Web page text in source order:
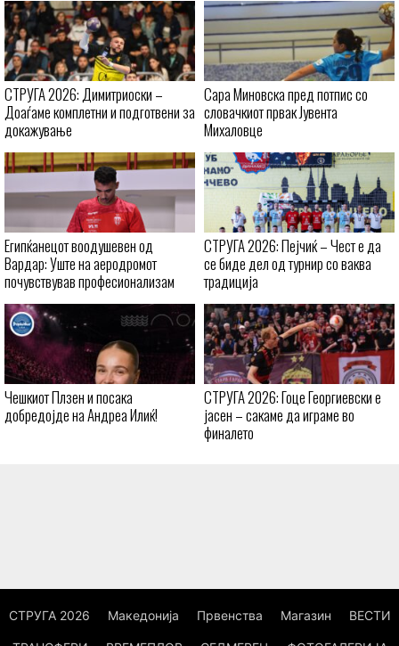
СТРУГА 2026: Димитриоски –
Доаѓаме комплетни и подготвени за
докажување
Сара Миновска пред потпис со
словачкиот првак Јувента
Михаловце
Египќанецот воодушевен од
Вардар: Уште на аеродромот
почувствував професионализам
СТРУГА 2026: Пејчиќ – Чест е да
се биде дел од турнир со ваква
традиција
Чешкиот Плзен и посака
добредојде на Андреа Илиќ!
СТРУГА 2026: Гоце Георгиевски е
јасен – сакаме да играме во
финалето
СТРУГА 2026 Македонија Првенства Магазин ВЕСТИ